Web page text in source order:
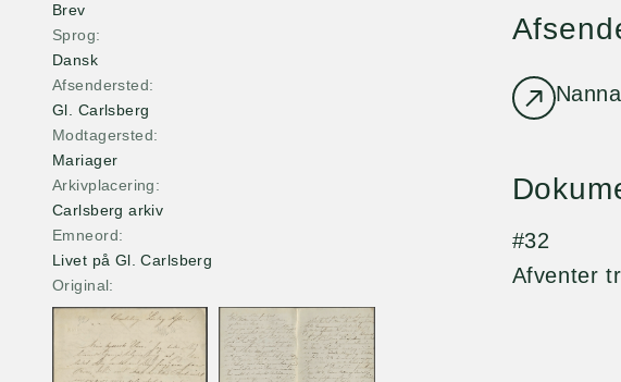
Brev
Sprog
Dansk
Afsendersted
Gl. Carlsberg
Modtagersted
Mariager
Arkivplacering
Carlsberg arkiv
Emneord
Livet på Gl. Carlsberg
Original
#32
Afventer